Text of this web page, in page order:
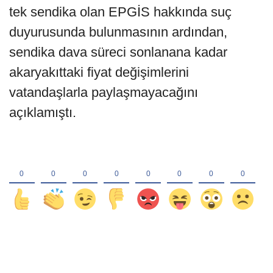
tek sendika olan EPGİS hakkında suç
duyurusunda bulunmasının ardından,
sendika dava süreci sonlanana kadar
akaryakıttaki fiyat değişimlerini
vatandaşlarla paylaşmayacağını
açıklamıştı.